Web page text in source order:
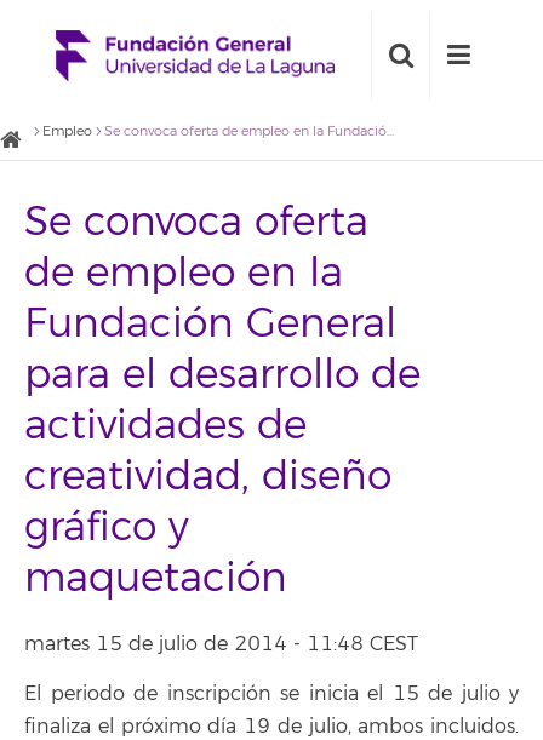
Empleo Se convoca oferta de empleo en la Fundación General para el desarrollo de actividades de creatividad, diseño gráfico y maquetación
Se convoca oferta
de empleo en la
Fundación General
para el desarrollo de
actividades de
creatividad, diseño
gráfico y
maquetación
martes 15 de julio de 2014 - 11:48 CEST
El periodo de inscripción se inicia el 15 de julio y
finaliza el próximo día 19 de julio, ambos incluidos.